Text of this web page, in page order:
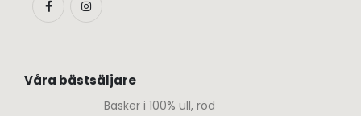
Våra bästsäljare
Basker i 100% ull, röd